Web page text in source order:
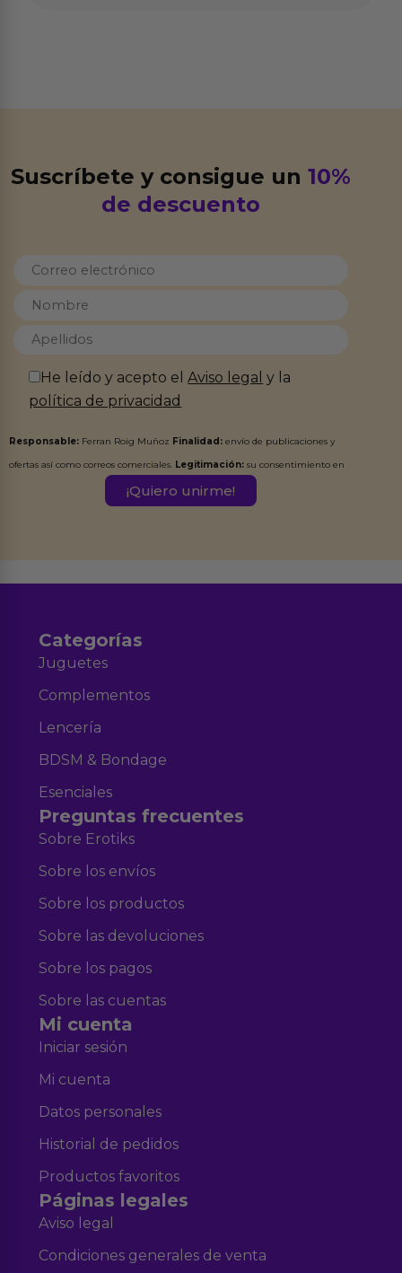
Suscríbete y consigue un10%
de descuento
He leído y acepto elAviso legal y la
política de privacidad
Responsable: Ferran Roig Muñoz Finalidad: envío de publicaciones y
ofertas así como correos comerciales. Legitimación: su consentimiento en
Destinatarios:Ferran Roig Muñoz. Podrás ejercer tus
Categorías
Juguetes
Complementos
Lencería
BDSM & Bondage
Esenciales
Preguntas frecuentes
Sobre Erotiks
Sobre los envíos
Sobre los productos
Sobre las devoluciones
Sobre los pagos
Sobre las cuentas
Mi cuenta
Iniciar sesión
Mi cuenta
Datos personales
Historial de pedidos
Productos favoritos
Páginas legales
Aviso legal
Condiciones generales de venta